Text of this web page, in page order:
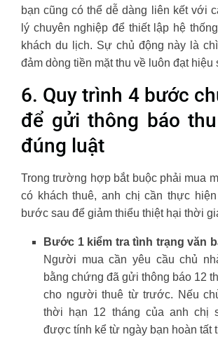
bạn cũng có thể dễ dàng liên kết với
lý chuyên nghiệp để thiết lập hệ
khách du lịch. Sự chủ động này là
đảm dòng tiền mặt thu về luôn đạt hiệu
6. Quy trình 4 bước
để gửi thông báo
đúng luật
Trong trường hợp bắt buộc phải mua
có khách thuê, anh chị cần thực
bước sau để giảm thiểu thiệt hại thời
Bước 1 kiểm tra tình trạng văn
Người mua cần yêu cầu chủ
bằng chứng đã gửi thông báo 12
cho người thuê từ trước. Nếu
thời hạn 12 tháng của anh chị
được tính kể từ ngày bạn hoàn tất